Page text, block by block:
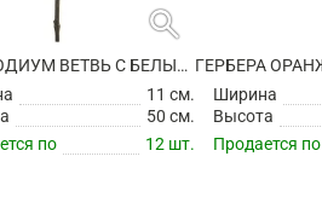
search
ГЕПТАКОДИУМ ВЕТВЬ С БЕЛЫМИ ЦВЕТАМИ ИСКУССТВЕННЫЙ
11 см.
50 см.
по
12 шт.
Ширина
Высота
Продается по